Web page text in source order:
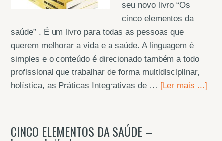
seu novo livro “Os
cinco elementos da
saúde” . É um livro para todas as pessoas que
querem melhorar a vida e a saúde. A linguagem é
simples e o conteúdo é direcionado também a todo
profissional que trabalhar de forma multidisciplinar,
holística, as Práticas Integrativas de … [Ler mais ...]
CINCO ELEMENTOS DA SAÚDE –